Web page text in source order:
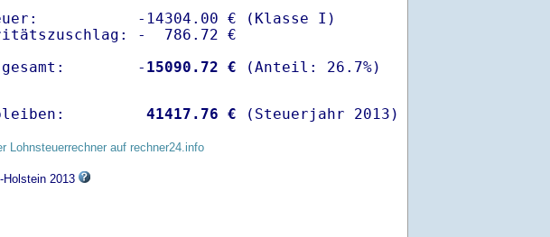
-14304.00 € (Klasse I)
-  786.72 €
gesamt:        - 15090.72 €
bleiben: 41417.76 € (Steuerjahr 2013)
Lohnsteuerrechner auf rechner24.info
2013